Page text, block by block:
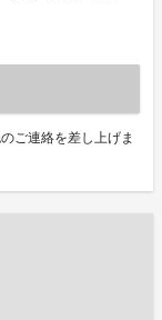
ご連絡を差し上げま